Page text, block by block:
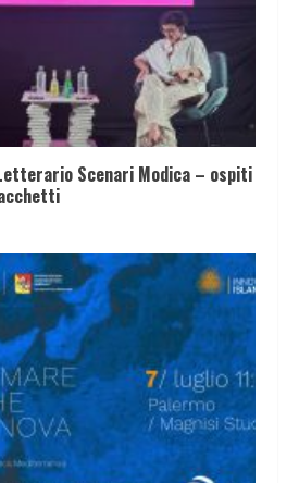
Scenari Modica – ospiti